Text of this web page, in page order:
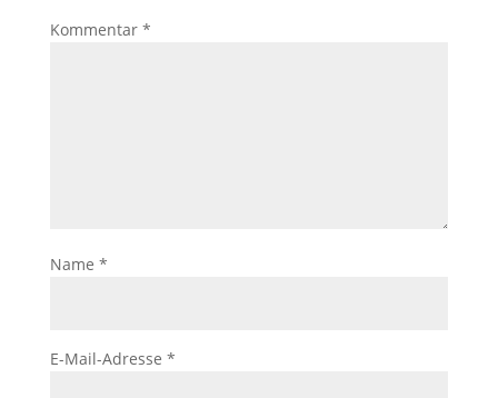
Kommentar *
Name *
E-Mail-Adresse *